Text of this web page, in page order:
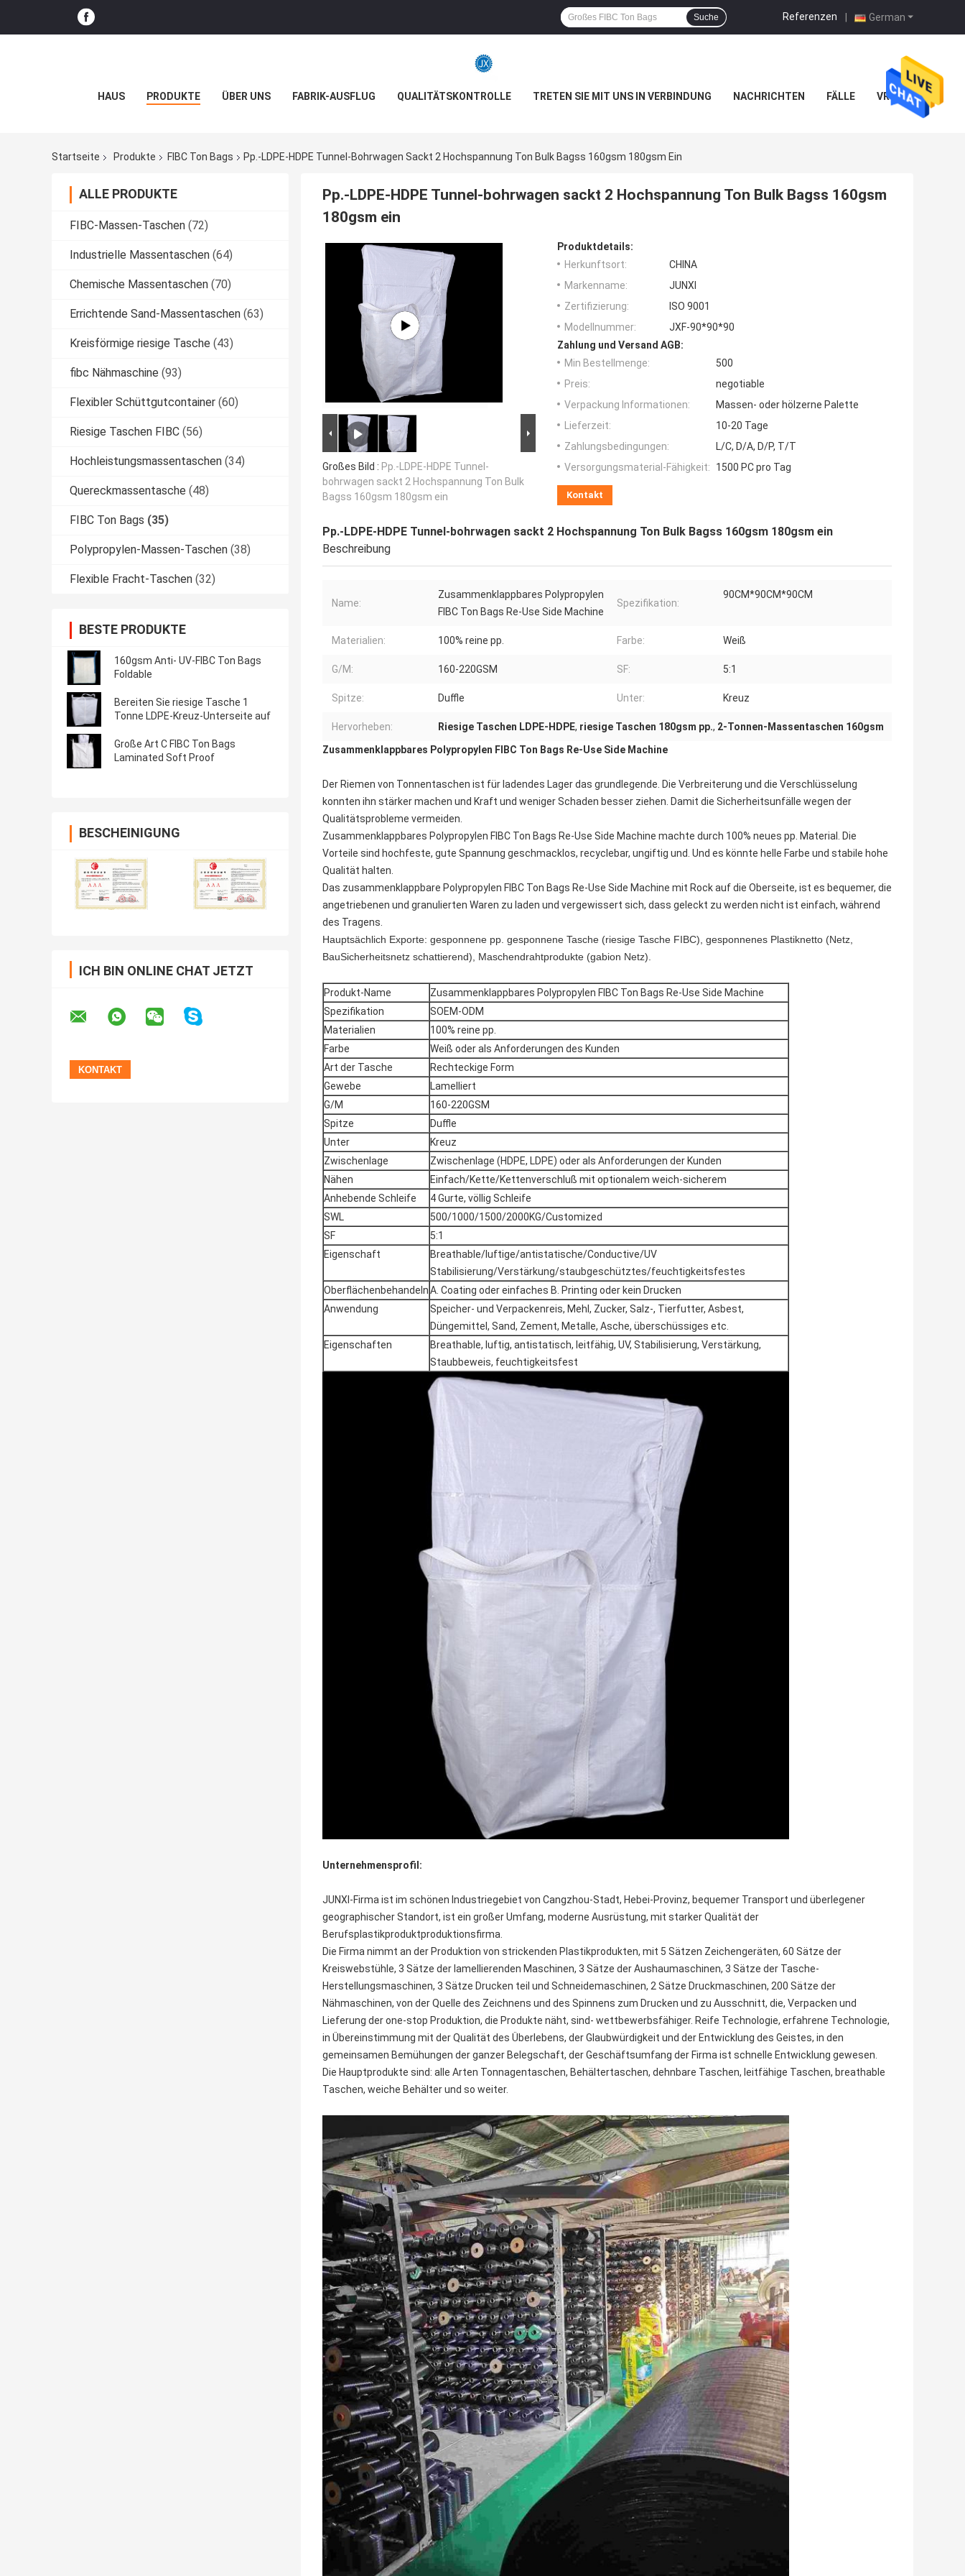
German
Referenzen |
Suche
HAUS PRODUKTE ÜBER UNS FABRIK-AUSFLUG QUALITÄTSKONTROLLE TRETEN SIE MIT UNS IN VERBINDUNG NACHRICHTEN FÄLLE VR
Startseite Produkte FIBC Ton Bags Pp.-LDPE-HDPE Tunnel-Bohrwagen Sackt 2 Hochspannung Ton Bulk Bagss 160gsm 180gsm Ein
ALLE PRODUKTE
FIBC-Massen-Taschen (72)
Industrielle Massentaschen (64)
Chemische Massentaschen (70)
Errichtende Sand-Massentaschen (63)
Kreisförmige riesige Tasche (43)
fibc Nähmaschine (93)
Flexibler Schüttgutcontainer (60)
Riesige Taschen FIBC (56)
Hochleistungsmassentaschen (34)
Quereckmassentasche (48)
FIBC Ton Bags (35)
Polypropylen-Massen-Taschen (38)
Flexible Fracht-Taschen (32)
BESTE PRODUKTE
160gsm Anti- UV-FIBC Ton Bags
Foldable
Bereiten Sie riesige Tasche 1
Tonne LDPE-Kreuz-Unterseite auf
Große Art C FIBC Ton Bags
Laminated Soft Proof
BESCHEINIGUNG
ICH BIN ONLINE CHAT JETZT
Pp.-LDPE-HDPE Tunnel-bohrwagen sackt 2 Hochspannung Ton Bulk Bagss 160gsm
180gsm ein
Großes Bild : Pp.-LDPE-HDPE Tunnel-
bohrwagen sackt 2 Hochspannung Ton Bulk
Bagss 160gsm 180gsm ein
Produktdetails:
Herkunftsort:
CHINA
Markenname:
JUNXI
Zertifizierung:
ISO 9001
Modellnummer:
JXF-90*90*90
Zahlung und Versand AGB:
Min Bestellmenge:
500
Preis:
negotiable
Verpackung Informationen:
Massen- oder hölzerne Palette
Lieferzeit:
10-20 Tage
Zahlungsbedingungen:
L/C, D/A, D/P, T/T
Versorgungsmaterial-Fähigkeit:
1500 PC pro Tag
Kontakt
Pp.-LDPE-HDPE Tunnel-bohrwagen sackt 2 Hochspannung Ton Bulk Bagss 160gsm 180gsm ein
Beschreibung
Name:
Zusammenklappbares Polypropylen
FIBC Ton Bags Re-Use Side Machine
Spezifikation:
90CM*90CM*90CM
Materialien: 100% reine pp. Farbe: Weiß
G/M: 160-220GSM SF: 5:1
Spitze: Duffle Unter: Kreuz
Hervorheben: Riesige Taschen LDPE-HDPE, riesige Taschen 180gsm pp., 2-Tonnen-Massentaschen 160gsm
Zusammenklappbares Polypropylen FIBC Ton Bags Re-Use Side Machine
Der Riemen von Tonnentaschen ist für ladendes Lager das grundlegende. Die Verbreiterung und die Verschlüsselung
konnten ihn stärker machen und Kraft und weniger Schaden besser ziehen. Damit die Sicherheitsunfälle wegen der
Qualitätsprobleme vermeiden.
Zusammenklappbares Polypropylen FIBC Ton Bags Re-Use Side Machine machte durch 100% neues pp. Material. Die
Vorteile sind hochfeste, gute Spannung geschmacklos, recyclebar, ungiftig und. Und es könnte helle Farbe und stabile hohe
Qualität halten.
Das zusammenklappbare Polypropylen FIBC Ton Bags Re-Use Side Machine mit Rock auf die Oberseite, ist es bequemer, die
angetriebenen und granulierten Waren zu laden und vergewissert sich, dass geleckt zu werden nicht ist einfach, während
des Tragens.
Hauptsächlich Exporte: gesponnene pp. gesponnene Tasche (riesige Tasche FIBC), gesponnenes Plastiknetto (Netz,
BauSicherheitsnetz schattierend), Maschendrahtprodukte (gabion Netz).
Produkt-Name
Zusammenklappbares Polypropylen FIBC Ton Bags Re-Use Side Machine
Spezifikation
SOEM-ODM
Materialien
100% reine pp.
Farbe
Weiß oder als Anforderungen des Kunden
Art der Tasche
Rechteckige Form
Gewebe
Lamelliert
G/M
160-220GSM
Spitze
Duffle
Unter
Kreuz
Zwischenlage
Zwischenlage (HDPE, LDPE) oder als Anforderungen der Kunden
Nähen
Einfach/Kette/Kettenverschluß mit optionalem weich-sicherem
Anhebende Schleife
4 Gurte, völlig Schleife
SWL
500/1000/1500/2000KG/Customized
SF
5:1
Eigenschaft
Breathable/luftige/antistatische/Conductive/UV
Stabilisierung/Verstärkung/staubgeschütztes/feuchtigkeitsfestes
OberflächenbehandelnA. Coating oder einfaches B. Printing oder kein Drucken
Anwendung
Speicher- und Verpackenreis, Mehl, Zucker, Salz-, Tierfutter, Asbest,
Düngemittel, Sand, Zement, Metalle, Asche, überschüssiges etc.
Eigenschaften
Breathable, luftig, antistatisch, leitfähig, UV, Stabilisierung, Verstärkung,
Staubbeweis, feuchtigkeitsfest
Unternehmensprofil:
JUNXI-Firma ist im schönen Industriegebiet von Cangzhou-Stadt, Hebei-Provinz, bequemer Transport und überlegener
geographischer Standort, ist ein großer Umfang, moderne Ausrüstung, mit starker Qualität der
Berufsplastikproduktproduktionsfirma.
Die Firma nimmt an der Produktion von strickenden Plastikprodukten, mit 5 Sätzen Zeichengeräten, 60 Sätze der
Kreiswebstühle, 3 Sätze der lamellierenden Maschinen, 3 Sätze der Aushaumaschinen, 3 Sätze der Tasche-
Herstellungsmaschinen, 3 Sätze Drucken teil und Schneidemaschinen, 2 Sätze Druckmaschinen, 200 Sätze der
Nähmaschinen, von der Quelle des Zeichnens und des Spinnens zum Drucken und zu Ausschnitt, die, Verpacken und
Lieferung der one-stop Produktion, die Produkte näht, sind- wettbewerbsfähiger. Reife Technologie, erfahrene Technologie,
in Übereinstimmung mit der Qualität des Überlebens, der Glaubwürdigkeit und der Entwicklung des Geistes, in den
gemeinsamen Bemühungen der ganzer Belegschaft, der Geschäftsumfang der Firma ist schnelle Entwicklung gewesen.
Die Hauptprodukte sind: alle Arten Tonnagentaschen, Behältertaschen, dehnbare Taschen, leitfähige Taschen, breathable
Taschen, weiche Behälter und so weiter.